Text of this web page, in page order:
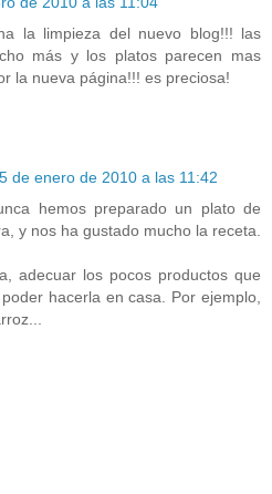
la limpieza del nuevo blog!!! las
más y los platos parecen mas
la nueva página!!! es preciosa!
de enero de 2010 a las 11:42
hemos preparado un plato de
y nos ha gustado mucho la receta.
adecuar los pocos productos que
hacerla en casa. Por ejemplo,